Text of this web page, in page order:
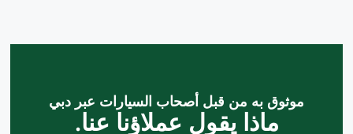
موثوق به من قبل أصحاب السيارات عبر دبي
ماذا يقول عملاؤنا عنا.